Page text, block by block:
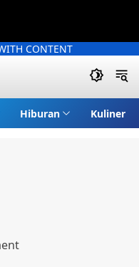
CONTENT
Hiburan Kuliner